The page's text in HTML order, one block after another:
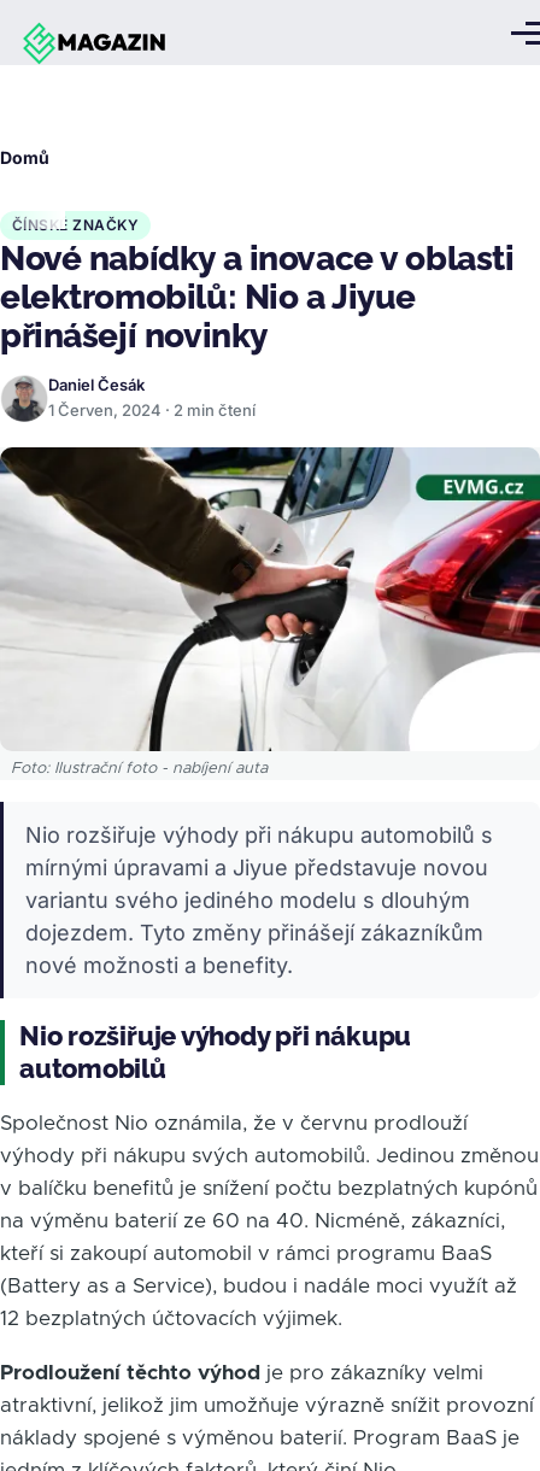
Přejít k hlavnímu obsahu
Domů
ČÍNSKÉ ZNAČKY
Nové nabídky a inovace v oblasti
elektromobilů: Nio a Jiyue
přinášejí novinky
Daniel Česák
1 Červen, 2024 · 2 min čtení
Foto: Ilustrační foto - nabíjení auta
Nio rozšiřuje výhody při nákupu automobilů s
mírnými úpravami a Jiyue představuje novou
variantu svého jediného modelu s dlouhým
dojezdem. Tyto změny přinášejí zákazníkům
nové možnosti a benefity.
Nio rozšiřuje výhody při nákupu
automobilů
Společnost Nio oznámila, že v červnu prodlouží
výhody při nákupu svých automobilů. Jedinou změnou
v balíčku benefitů je snížení počtu bezplatných kupónů
na výměnu baterií ze 60 na 40. Nicméně, zákazníci,
kteří si zakoupí automobil v rámci programu BaaS
(Battery as a Service), budou i nadále moci využít až
12 bezplatných účtovacích výjimek.
Prodloužení těchto výhod je pro zákazníky velmi
atraktivní, jelikož jim umožňuje výrazně snížit provozní
náklady spojené s výměnou baterií. Program BaaS je